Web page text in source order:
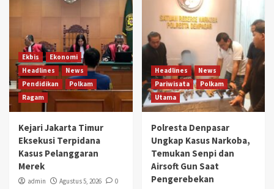
Ekbis
Ekonomi
Headlines
News
Pendidikan
Polkam
Ragam
Kejari Jakarta Timur
Eksekusi Terpidana
Kasus Pelanggaran
Merek
admin Agustus 5, 2026 0
Headlines
News
Pariwisata
Polkam
Utama
Polresta Denpasar
Ungkap Kasus Narkoba,
Temukan Senpi dan
Airsoft Gun Saat
Pengerebekan